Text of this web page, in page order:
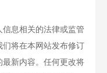
息相关的法律或监管
将在本网站发布修订
新内容。任何更改将